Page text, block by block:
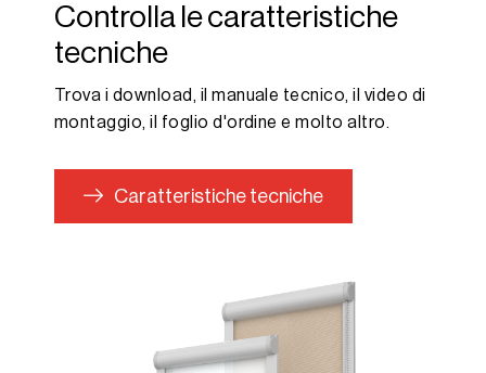
Controlla le caratteristiche
tecniche
Trova i download, il manuale tecnico, il video di
montaggio, il foglio d'ordine e molto altro.
Caratteristiche tecniche